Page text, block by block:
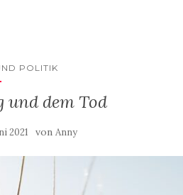
POLITIK
dem Tod
2021 vonAnny